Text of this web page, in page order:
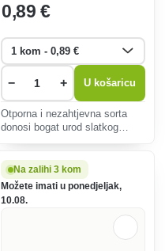
0,89 €
− + U košaricu
Otporna i nezahtjevna sorta
donosi bogat urod slatkog
rast osiguravaju uspješan
uzgoj u proljeće i jesen.
Na zalihi 3 kom
Možete imati u ponedjeljak,
10.08.